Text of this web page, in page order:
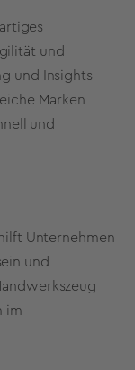
und
und Insights
Marken
und
Unternehmen
und
im